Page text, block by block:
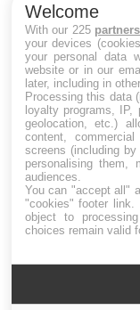
Welcome
With our 225 partners
your devices
your personal data
website or in our
later, including in
Processing this data
loyalty programs, IP,
geolocation, etc.)
content,
screens (including
personalising them,
audiences.
You can "accept all"
"cookies" footer link
object to
choices remain valid